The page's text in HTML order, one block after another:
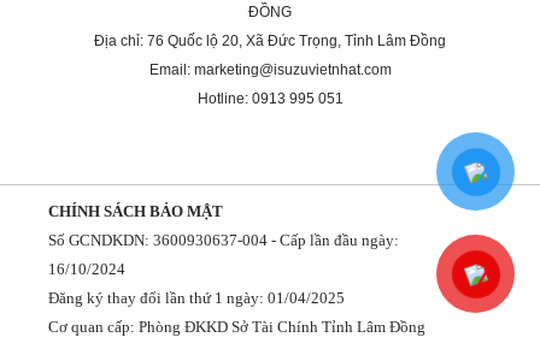
ĐỒNG
Địa chỉ: 76 Quốc lộ 20, Xã Đức Trọng, Tỉnh Lâm Đồng
Email: marketing@isuzuvietnhat.com
Hotline: 0913 995 051
CHÍNH SÁCH BẢO MẬT
Số GCNDKDN: 3600930637-004 - Cấp lần đầu ngày:
16/10/2024
Đăng ký thay đổi lần thứ 1 ngày: 01/04/2025
Cơ quan cấp: Phòng ĐKKD Sở Tài Chính Tỉnh Lâm Đồng